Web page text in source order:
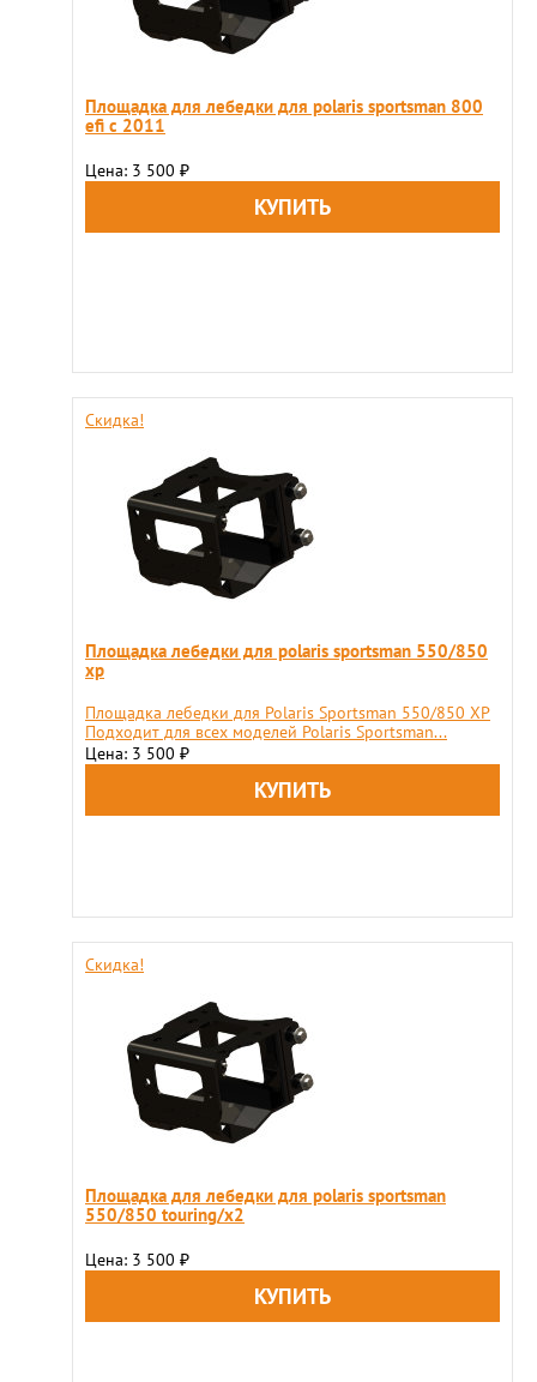
Площадка для лебедки для polaris sportsman 800
efi с 2011
Цена: 3 500 ₽
Скидка!
Площадка лебедки для polaris sportsman 550/850
xp
Площадка лебедки для Polaris Sportsman 550/850 XP
Подходит для всех моделей Polaris Sportsman...
Цена: 3 500 ₽
Скидка!
Площадка для лебедки для polaris sportsman
550/850 touring/x2
Цена: 3 500 ₽